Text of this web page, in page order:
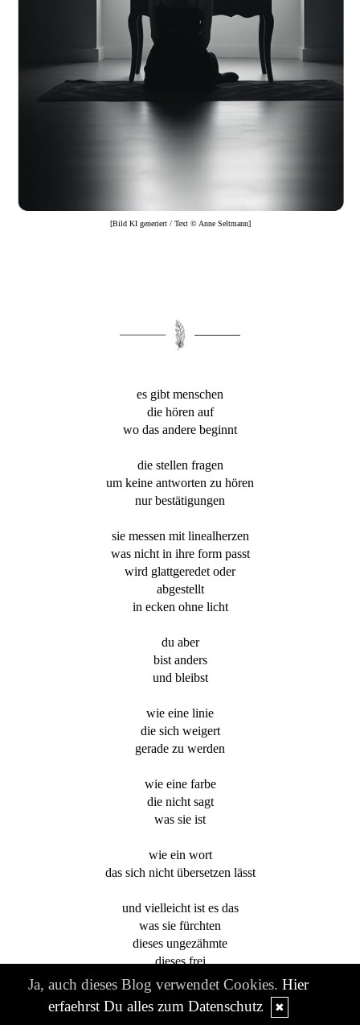
[Bild KI generiert / Text © Anne Seltmann]
es gibt menschen
die hören auf
wo das andere beginnt
die stellen fragen
um keine antworten zu hören
nur bestätigungen
sie messen mit linealherzen
was nicht in ihre form passt
wird glattgeredet oder
abgestellt
in ecken ohne licht
du aber
bist anders
und bleibst
wie eine linie
die sich weigert
gerade zu werden
wie eine farbe
die nicht sagt
was sie ist
wie ein wort
das sich nicht übersetzen lässt
und vielleicht ist es das
was sie fürchten
dieses ungezähmte
dieses frei
doch du bist
Ja, auch dieses Blog verwendet Cookies. Hier
erfaehrst Du alles zum Datenschutz
✖